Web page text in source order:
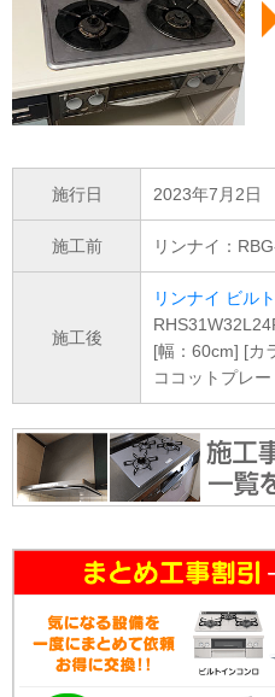
施行日 2023年7月2日
施工前 リンナイ：
施工後
リンナイ ビル
[幅：60cm] [カ
ココットプレー